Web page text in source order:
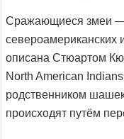
Сражающиеся змеи —
североамериканских
описана Стюартом
North American
родственником
происходят путём